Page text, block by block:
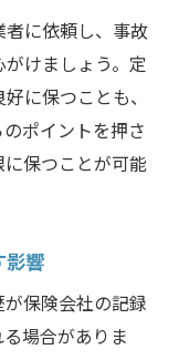
に依頼し、事故
けましょう。定
に保つことも、
ポイントを押さ
保つことが可能
影響
保険会社の記録
場合がありま